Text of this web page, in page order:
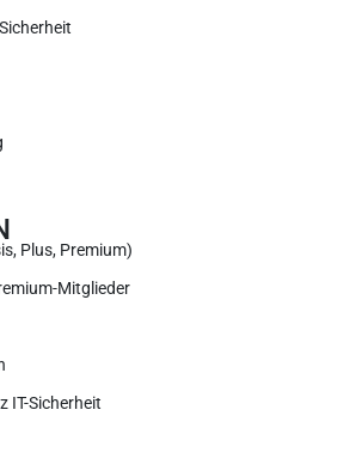
Plus, Premium)
Mitglieder
IT-Sicherheit